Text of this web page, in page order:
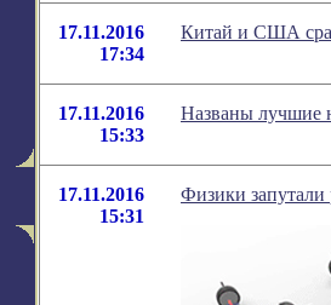
17.11.2016
17:34
Китай и США
17.11.2016
15:33
Названы лучшие
17.11.2016
15:31
Физики запутали